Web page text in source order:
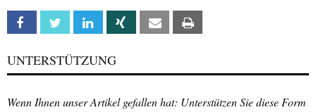
Facebook Twitter Linkedin Xing Email
UNTERSTÜTZUNG
Wenn Ihnen unser Artikel gefallen hat: Unterstützen Sie diese Form